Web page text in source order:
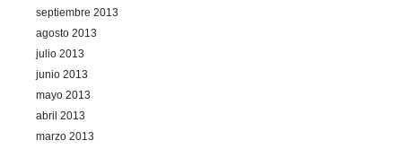
septiembre 2013
agosto 2013
julio 2013
junio 2013
mayo 2013
abril 2013
marzo 2013